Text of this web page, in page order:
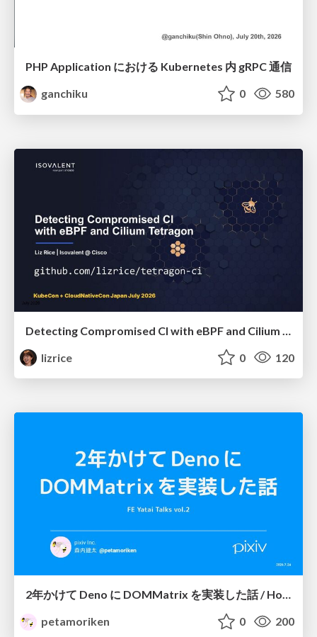
PHP Application における Kubernetes 内 gRPC 通信
ganchiku
0 580
lizrice
0 120
2年かけて Deno に DOMMatrix を実装した話 / How I implemented DOMMatrix in Deno over two years
petamoriken
0 200